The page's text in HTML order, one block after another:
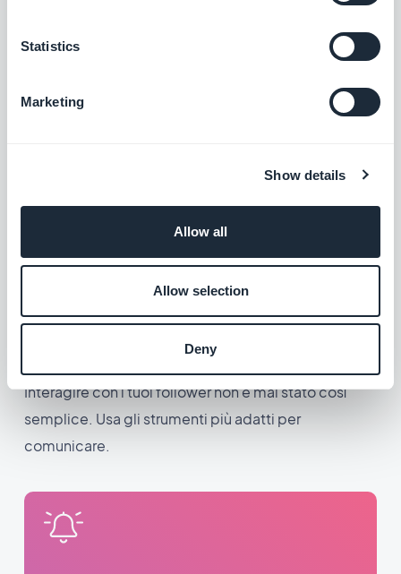
Statistics
Marketing
Show details
Allow all
Allow selection
Deny
presente su diversi social media è molto
tuoi social media, potrai includere i link di
Facilita le interazioni con la tua
Interagire con i tuoi follower non è mai stato così
semplice. Usa gli strumenti più adatti per
comunicare.